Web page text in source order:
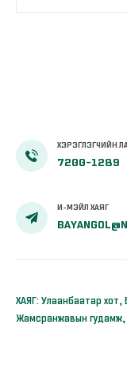
ХЭРЭГЛЭГЧИЙН
7200-1289
И-МЭЙЛ ХАЯГ
ХАЯГ: Улаанбаатар хот,
Жамсранжавын гудамж,